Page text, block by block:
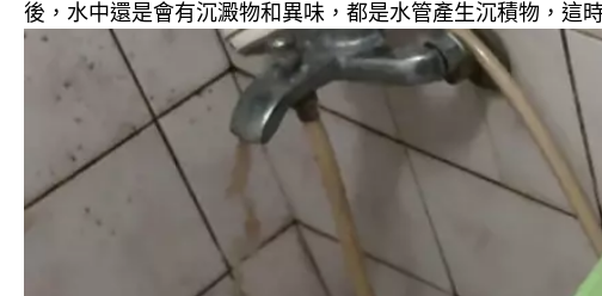
後，水中還是會有沉澱物和異味，都是水管產生沉積物，這